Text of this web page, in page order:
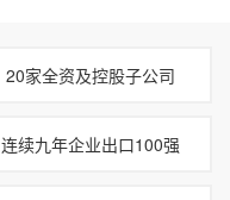
20家全资及控股子公司
连续九年企业出口100强